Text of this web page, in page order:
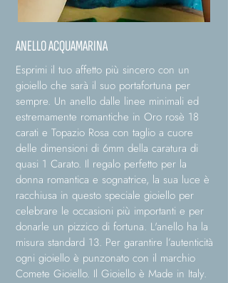
ANELLO ACQUAMARINA
Esprimi il tuo affetto più sincero con un
gioiello che sarà il suo portafortuna per
sempre. Un anello dalle linee minimali ed
estremamente romantiche in Oro rosè 18
carati e Topazio Rosa con taglio a cuore
delle dimensioni di 6mm della caratura di
quasi 1 Carato. Il regalo perfetto per la
donna romantica e sognatrice, la sua luce è
racchiusa in questo speciale gioiello per
celebrare le occasioni più importanti e per
donarle un pizzico di fortuna. L'anello ha la
misura standard 13. Per garantire l’autenticità
ogni gioiello è punzonato con il marchio
Comete Gioiello. Il Gioiello è Made in Italy.